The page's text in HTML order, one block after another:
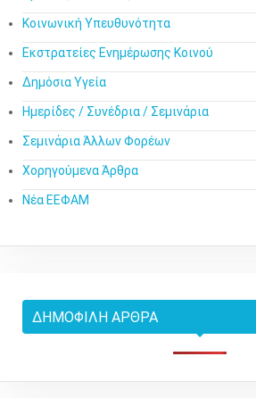
Κοινωνική Υπευθυνότητα
Εκστρατείες Ενημέρωσης Κοινού
Δημόσια Υγεία
Ημερίδες / Συνέδρια / Σεμινάρια
Σεμινάρια Άλλων Φορέων
Χορηγούμενα Άρθρα
Νέα ΕΕΦΑΜ
ΔΗΜΟΦΙΛΉ ΆΡΘΡΑ